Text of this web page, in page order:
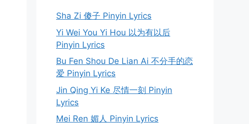
Sha Zi 傻子 Pinyin Lyrics
Yi Wei You Yi Hou 以为有以后
Pinyin Lyrics
Bu Fen Shou De Lian Ai 不分手的恋
爱 Pinyin Lyrics
Jin Qing Yi Ke 尽情一刻 Pinyin
Lyrics
Mei Ren 媚人 Pinyin Lyrics